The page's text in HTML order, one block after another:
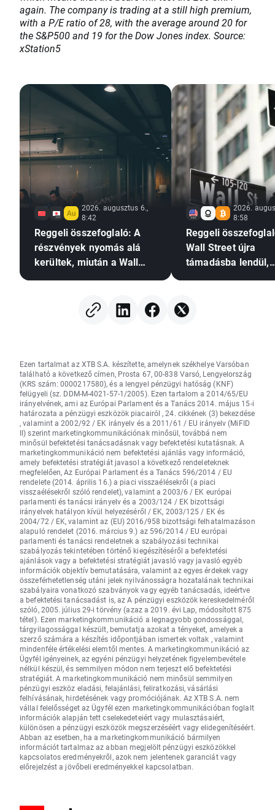
again. The company is trading at a still high premium,
with a P/E ratio of 28, with the average around 20 for
the S&P500 and 19 for the Dow Jones index. Source:
xStation5
2026. augusztus 6.,
8:42
Reggeli összefoglaló: A
részvények nyomás alá
kerültek, miután a Wall
került sor; a devizapiacok
stagnálnak (2026.08.06.)
2026.
8:58
Reggeli
Wall Street újra
támadásba lendül,
mesterséges
Ezen tartalmat az XTB S.A. készítette, amelynek székhelye Varsóban
található a következő címen, Prosta 67, 00-838 Varsó, Lengyelország
(KRS szám: 0000217580), és a lengyel pénzügyi hatóság (KNF)
felügyeli (sz. DDM-M-4021-57-1/2005). Ezen tartalom a 2014/65/EU
irányelvének, ami az Európai Parlament és a Tanács 2014. május 15-i
határozata a pénzügyi eszközök piacairól , 24. cikkének (3) bekezdése
, valamint a 2002/92 / EK irányelv és a 2011/61 / EU irányelv (MiFID
II) szerint marketingkommunikációnak minősül, továbbá nem
minősül befektetési tanácsadásnak vagy befektetési kutatásnak. A
marketingkommunikáció nem befektetési ajánlás vagy információ,
amely befektetési stratégiát javasol a következő rendeleteknek
megfelelően, Az Európai Parlament és a Tanács 596/2014 / EU
rendelete (2014. április 16.) a piaci visszaélésekről (a piaci
visszaélésekről szóló rendelet), valamint a 2003/6 / EK európai
parlamenti és tanácsi irányelv és a 2003/124 / EK bizottsági
irányelvek hatályon kívül helyezéséről / EK, 2003/125 / EK és
2004/72 / EK, valamint az (EU) 2016/958 bizottsági felhatalmazáson
alapuló rendelet (2016. március 9.) az 596/2014 / EU európai
parlamenti és tanácsi rendeletnek a szabályozási technikai
szabályozás tekintetében történő kiegészítéséről a befektetési
ajánlások vagy a befektetési stratégiát javasló vagy javasló egyéb
információk objektív bemutatására, valamint az egyes érdekek vagy
összeférhetetlenség utáni jelek nyilvánosságra hozatalának technikai
szabályaira vonatkozó szabványok vagy egyéb tanácsadás, ideértve
a befektetési tanácsadást is, az A pénzügyi eszközök kereskedelméről
szóló, 2005. július 29-i törvény (azaz a 2019. évi Lap, módosított 875
tétel). Ezen marketingkommunikáció a legnagyobb gondossággal,
tárgyilagossággal készült, bemutatja azokat a tényeket, amelyek a
szerző számára a készítés időpontjában ismertek voltak , valamint
mindenféle értékelési elemtől mentes. A marketingkommunikáció az
Ügyfél igényeinek, az egyéni pénzügyi helyzetének figyelembevétele
nélkül készül, és semmilyen módon nem terjeszt elő befektetési
stratégiát. A marketingkommunikáció nem minősül semmilyen
pénzügyi eszköz eladási, felajánlási, feliratkozási, vásárlási
felhívásának, hirdetésének vagy promóciójának. Az XTB S.A. nem
vállal felelősséget az Ügyfél ezen marketingkommunikációban foglalt
információk alapján tett cselekedeteiért vagy mulasztásaiért,
különösen a pénzügyi eszközök megszerzéséért vagy elidegenítéséért.
Abban az esetben, ha a marketingkommunikáció bármilyen
információt tartalmaz az abban megjelölt pénzügyi eszközökkel
kapcsolatos eredményekről, azok nem jelentenek garanciát vagy
előrejelzést a jövőbeli eredményekkel kapcsolatban.